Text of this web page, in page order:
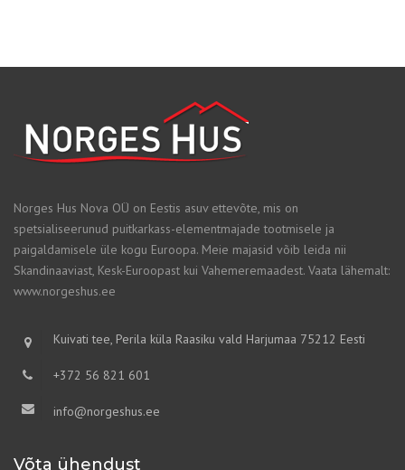
Norges Hus Nova OÜ on Eestis asuv ettevõte, mis on
spetsialiseerunud puitkarkass-elementmajade tootmisele ja
paigaldamisele üle kogu Euroopa. Meie majasid võib leida nii
Skandinaaviast, Kesk-Euroopast kui Vahemeremaadest. Vaata lähemalt:
www.norgeshus.ee
Kuivati tee, Perila küla Raasiku vald Harjumaa 75212 Eesti
+372 56 821 601
info@norgeshus.ee
Võta ühendust